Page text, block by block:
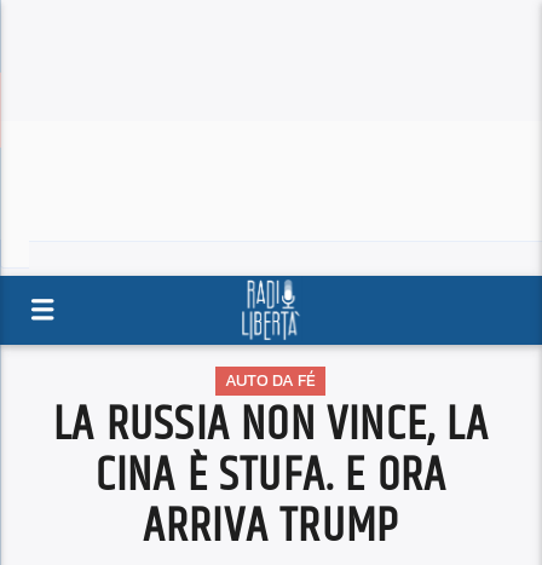
AUTO DA FÉ
LA RUSSIA NON VINCE, LA
CINA È STUFA. E ORA
ARRIVA TRUMP